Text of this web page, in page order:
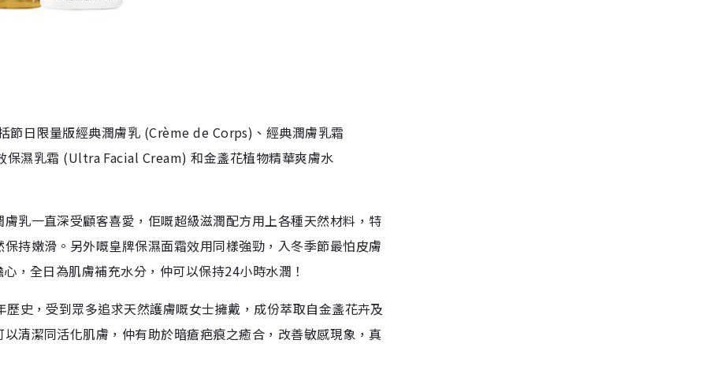
節日限量版經典潤膚乳 (Crème de Corps) 、經典潤膚乳霜
保濕乳霜 (Ultra Facial Cream)和金盞花植物精華爽膚水
乳一直深受顧客喜愛，佢嘅超級滋潤配方用上各種天然材料，特
持嫩滑。另外嘅皇牌保濕面霜效用同樣強勁，入冬季節最怕皮膚
，全日為肌膚補充水分，仲可以保持24小時水潤！
歷史，受到眾多追求天然護膚嘅女士擁戴，成份萃取自金盞花卉及
清潔同活化肌膚，仲有助於暗瘡疤痕之癒合，改善敏感現象，真